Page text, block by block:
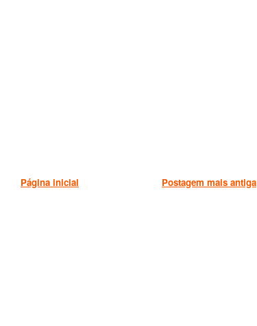
Postagem mais antiga
Página inicial